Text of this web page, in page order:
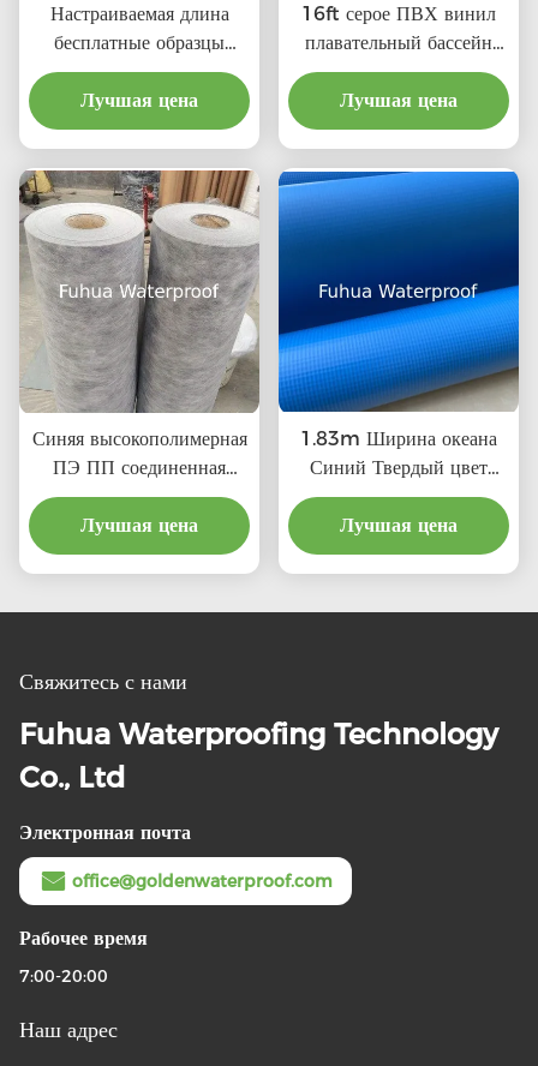
Настраиваемая длина
бесплатные образцы
бассейн фитинга замена
для бассейнов Emaux
бассейн аксессуары и
Лучшая цена
16ft серое ПВХ винил
плавательный бассейн
облицовки пруд материал
линейки для B2B
покупок
Лучшая цена
Синяя высокополимерная
ПЭ ПП соединенная
водонепроницаемая
мембрана для крыши
стены ванной комнаты
традиционном стиле
Лучшая цена
1.83m Ширина океана
Синий Твердый цвет
Плавательный бассейн
Фойл ПВХ Виниловый
бассейн Линеры для
Лучшая цена
Свяжитесь с нами
Fuhua Waterproofing Technology
Co., Ltd
Электронная почта
office@goldenwaterproof.com
Рабочее время
7:00-20:00
Наш адрес